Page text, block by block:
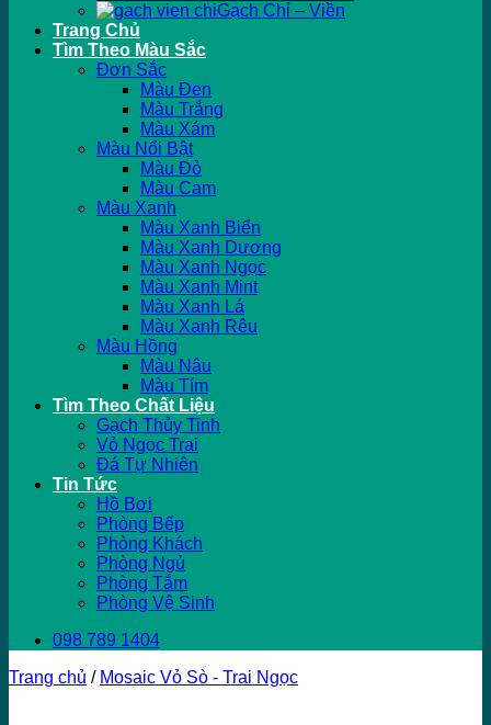
Gạch Chỉ – Viền
Trang Chủ
Tìm Theo Màu Sắc
Đơn Sắc
Màu Đen
Màu Trắng
Màu Xám
Màu Nổi Bật
Màu Đỏ
Màu Cam
Màu Xanh
Màu Xanh Biển
Màu Xanh Dương
Màu Xanh Ngọc
Màu Xanh Mint
Màu Xanh Lá
Màu Xanh Rêu
Màu Hồng
Màu Nâu
Màu Tím
Tìm Theo Chất Liệu
Gạch Thủy Tinh
Vỏ Ngọc Trai
Đá Tự Nhiên
Tin Tức
Hồ Bơi
Phòng Bếp
Phòng Khách
Phòng Ngủ
Phòng Tắm
Phòng Vệ Sinh
098 789 1404
Trang chủ / Mosaic Vỏ Sò - Trai Ngọc